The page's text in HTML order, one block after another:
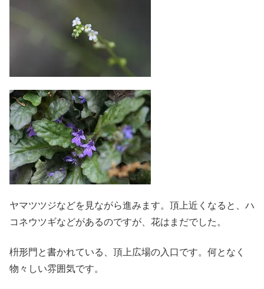
ヤマツツジなどを見ながら進みます。頂上近くなると、ハ
コネウツギなどがあるのですが、花はまだでした。
枡形門と書かれている、頂上広場の入口です。何となく
物々しい雰囲気です。